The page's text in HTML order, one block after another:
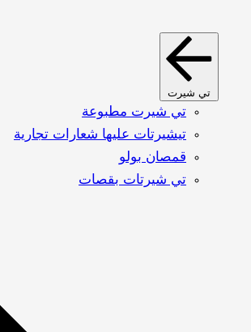
تي شيرت
تي شيرت مطبوعة
تيشيرتات عليها شعارات تجارية
قمصان بولو
تي شيرتات بقصات